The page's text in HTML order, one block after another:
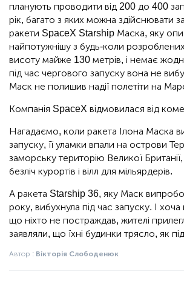
планують проводити від 200 до 400
рік, багато з яких можна здійснювати
ракети SpaceX Starship Маска, яку
найпотужнішу з будь-коли
висоту майже 130 метрів, і немає
під час чергового запуску вона не
Маск не полишив надії полетіти на
Компанія SpaceX відмовилася від
Нагадаємо, коли ракета Ілона Маска
запуску, її уламки впали на острови
заморську територію Великої
безліч курортів і вілл для мільярдерів.
А ракета Starship 36, яку Маск
року, вибухнула під час запуску. І
що ніхто не постраждав, жителі
заявляли, що їхні будинки трясло, як
Автор : Вікторія Слободенюк